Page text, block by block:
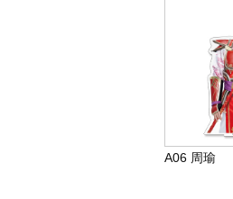
A06 周瑜